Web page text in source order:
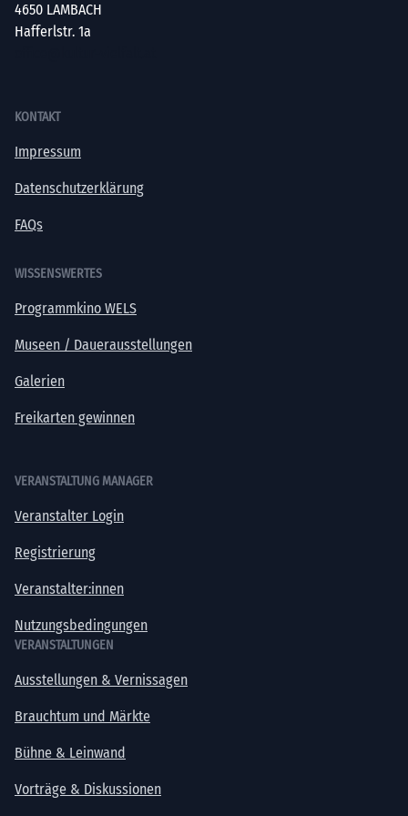
4650 LAMBACH
Hafferlstr. 1a
KONTAKT
Impressum
Datenschutzerklärung
FAQs
WISSENSWERTES
Programmkino WELS
Museen / Dauerausstellungen
Galerien
Freikarten gewinnen
VERANSTALTUNG MANAGER
Veranstalter Login
Registrierung
Veranstalter:innen
Nutzungsbedingungen
VERANSTALTUNGEN
Ausstellungen & Vernissagen
Brauchtum und Märkte
Bühne & Leinwand
Vorträge & Diskussionen